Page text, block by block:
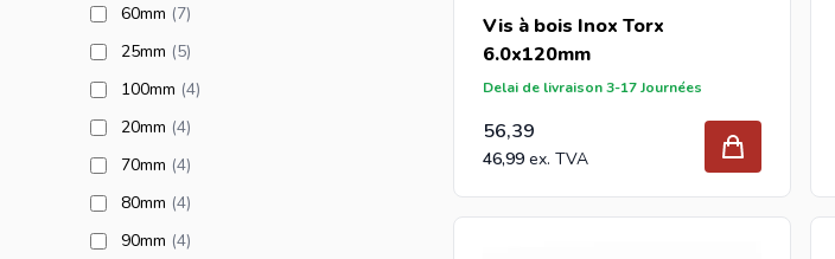
60mm (7products available
)
25mm (5products available
)
100mm (4products available
)
20mm (4products available
)
70mm (4products available
)
80mm (4products available
)
90mm (4products available
)
Vis à bois Inox Torx
6.0x120mm
Delai de livraison 3-17 Journées
56,39
46,99